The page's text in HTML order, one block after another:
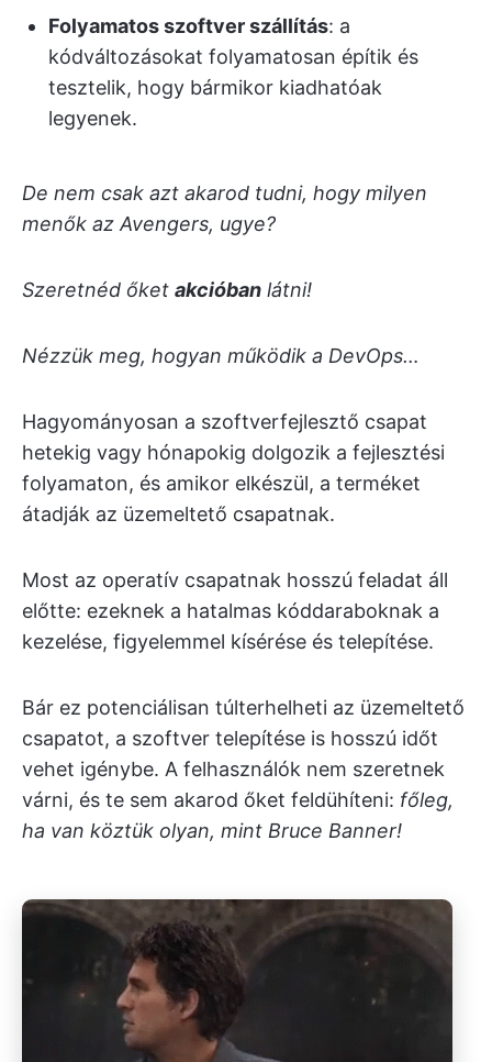
Folyamatosszoftver szállítás: a
kódváltozásokat folyamatosan építik és
tesztelik, hogy bármikor kiadhatóak
legyenek.
De nem csak azt akarod tudni, hogy milyen
menők az Avengers, ugye?
Szeretnéd őket akcióban látni!
Nézzük meg, hogyan működik a DevOps…
Hagyományosan a szoftverfejlesztő csapat
hetekig vagy hónapokig dolgozik a fejlesztési
folyamaton, és amikor elkészül, a terméket
átadják az üzemeltető csapatnak.
Most az operatív csapatnak hosszú feladat áll
előtte: ezeknek a hatalmas kóddaraboknak a
kezelése, figyelemmel kísérése és telepítése.
Bár ez potenciálisan túlterhelheti az üzemeltető
csapatot, a szoftver telepítése is hosszú időt
vehet igénybe. A felhasználók nem szeretnek
várni, és te sem akarod őket feldühíteni: főleg,
ha van köztük olyan, mint Bruce Banner!